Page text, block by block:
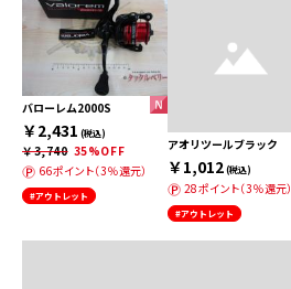
バローレム2000S
￥2,431 (税込)
￥3,740 35%OFF
66ポイント（3％還元）
#アウトレット
アオリツールブラック
￥1,012(税込)
28ポイント（3％還元）
#アウトレット